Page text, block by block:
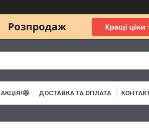
АКЦІЯ!🤩 ДОСТАВКА ТА ОПЛАТА